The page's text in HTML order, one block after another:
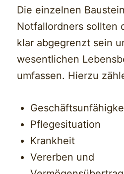
Die einzelnen
Notfallordners sollten
klar abgegrenzt sein
wesentlichen
umfassen. Hierzu
Pflegesituation
Krankheit
Vererben und